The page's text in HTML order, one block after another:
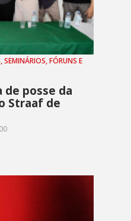
SEMINÁRIOS, FÓRUNS E
de posse da
Straaf de